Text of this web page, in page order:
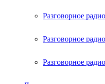
Разговорное
Разговорное
Разговорное